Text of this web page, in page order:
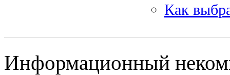
Как
Информационный